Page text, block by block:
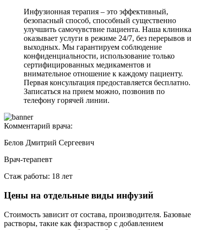
Инфузионная терапия – это эффективный,
безопасный способ, способный существенно
улучшить самочувствие пациента. Наша клиника
оказывает услуги в режиме 24/7, без перерывов и
выходных. Мы гарантируем соблюдение
конфиденциальности, использование только
сертифицированных медикаментов и
внимательное отношение к каждому пациенту.
Первая консультация предоставляется бесплатно.
Записаться на прием можно, позвонив по
телефону горячей линии.
Комментарий врача:
Белов Дмитрий Сергеевич
Врач-терапевт
Стаж работы: 18 лет
Цены на отдельные виды инфузий
Стоимость зависит от состава, производителя. Базовые
растворы, такие как физраствор с добавлением